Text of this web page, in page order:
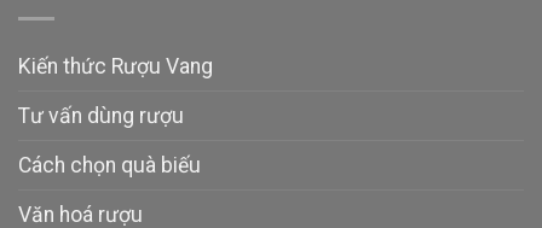
Kiến thức Rượu Vang
Tư vấn dùng rượu
Cách chọn quà biếu
Văn hoá rượu